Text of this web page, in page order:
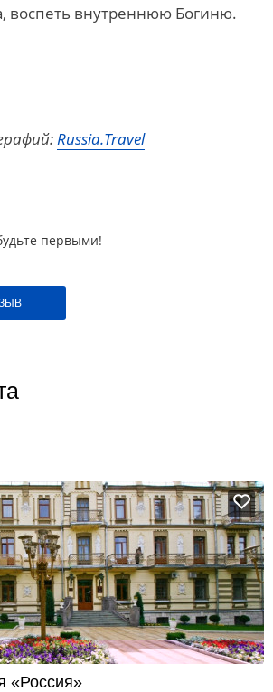
воспеть внутреннюю Богиню.
Russia.Travel
первыми!
«Россия»